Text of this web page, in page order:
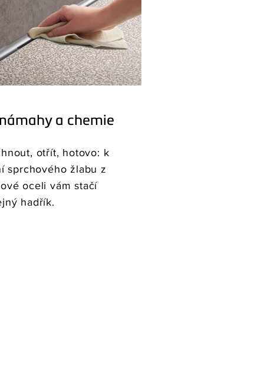
a chemie
otřít, hotovo: k
sprchového žlabu z
oceli vám stačí
hadřík.